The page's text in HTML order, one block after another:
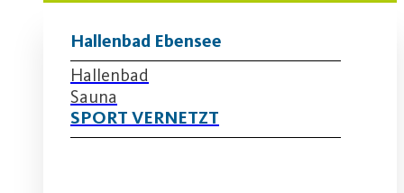
Hallenbad Ebensee
Hallenbad
Sauna
SPORT VERNETZT